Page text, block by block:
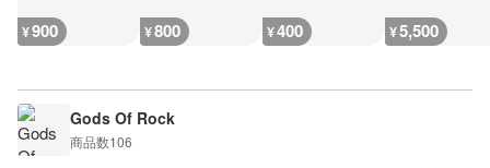
¥900 ¥800 ¥400 ¥5,500
Gods Of Rock
商品数106